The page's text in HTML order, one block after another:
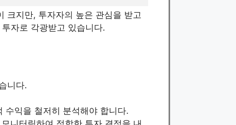
크지만, 투자자의 높은 관심을 받고
자로 각광받고 있습니다.
니다.
수익을 철저히 분석해야 합니다.